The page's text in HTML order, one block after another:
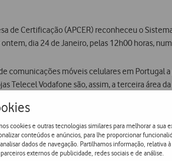
cookies e outras tecnologias similares para melhorar a sua
conteúdos e anúncios, para lhe proporcionar
dados de navegação. Partilhamos informação, relativa
externos de publicidade, redes sociais e de análise.
de Certificação (APCER) reconheceu o
dia 24 de Janeiro, pelas 12h00 horas,
comunicações móveis celulares em Portugal
Telecel Vodafone são, assim, a terceira área
suporta o estabelecimento de
de qualidade obrigam a uma eficiente
e de melhoria contínua.